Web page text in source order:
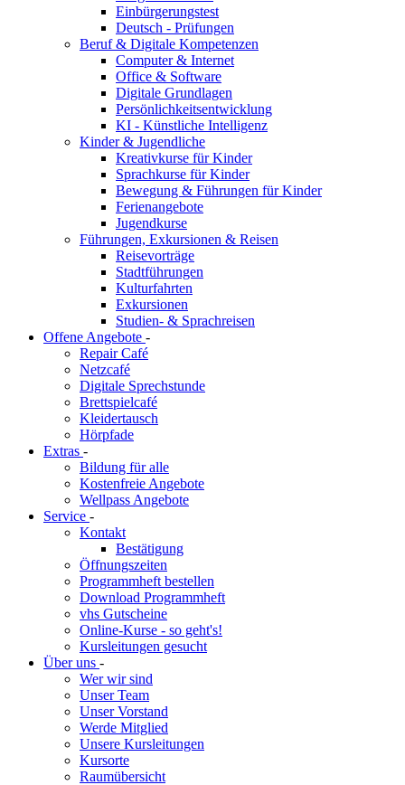
Einbürgerungstest
Deutsch - Prüfungen
Beruf & Digitale Kompetenzen
Computer & Internet
Office & Software
Digitale Grundlagen
Persönlichkeitsentwicklung
KI - Künstliche Intelligenz
Kinder & Jugendliche
Kreativkurse für Kinder
Sprachkurse für Kinder
Bewegung & Führungen für Kinder
Ferienangebote
Jugendkurse
Führungen, Exkursionen & Reisen
Reisevorträge
Stadtführungen
Kulturfahrten
Exkursionen
Studien- & Sprachreisen
Offene Angebote -
Repair Café
Netzcafé
Digitale Sprechstunde
Brettspielcafé
Kleidertausch
Hörpfade
Extras -
Bildung für alle
Kostenfreie Angebote
Wellpass Angebote
Service -
Kontakt
Bestätigung
Öffnungszeiten
Programmheft bestellen
Download Programmheft
vhs Gutscheine
Online-Kurse - so geht's!
Kursleitungen gesucht
Über uns -
Wer wir sind
Unser Team
Unser Vorstand
Werde Mitglied
Unsere Kursleitungen
Kursorte
Raumübersicht